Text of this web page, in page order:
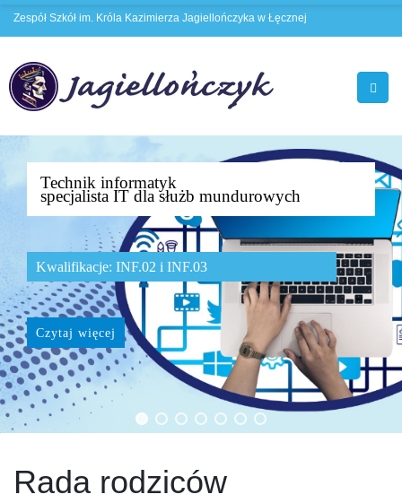
Zespół Szkół im. Króla Kazimierza Jagiellończyka w Łęcznej
Technik informatyk
specjalista IT dla służb mundurowych
Kwalifikacje: INF.02 i INF.03
Czytaj więcej
Rada rodziców